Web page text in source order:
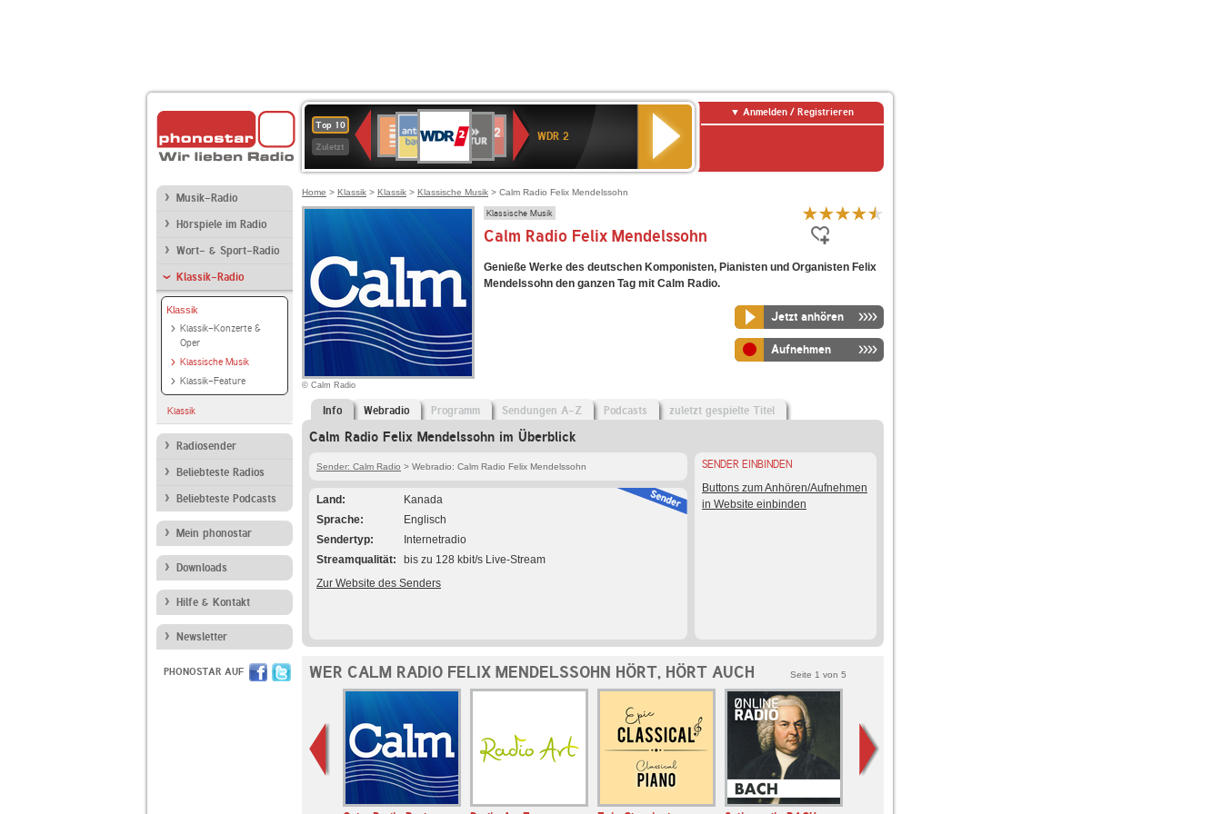
Top 10
Zuletzt
Deutschlandfunk
90er
OLDIE
ANTENNE
4
KLASSIK
Deutschlandfunk
KulturBAYERN
2
Kultur
NDR
2
WDR 2
Anmelden / Registrieren
Musik-Radio
Hörspiele im Radio
Wort- & Sport-Radio
Klassik-Radio
Klassik
Klassik-Konzerte &
Oper
Klassische Musik
Klassik-Feature
Klassik
Radiosender
Beliebteste Radios
Beliebteste Podcasts
Mein phonostar
Downloads
Hilfe & Kontakt
Newsletter
PHONOSTAR AUF
Home > Klassik > Klassik > Klassische Musik > Calm Radio Felix Mendelssohn
© Calm Radio
Klassische Musik
Calm Radio Felix Mendelssohn
Genieße Werke des deutschen Komponisten, Pianisten und Organisten Felix
Mendelssohn den ganzen Tag mit Calm Radio.
Jetzt anhören
Aufnehmen
Info Webradio Programm Sendungen A-Z Podcasts zuletzt gespielte Titel
Calm Radio Felix Mendelssohn im Überblick
Sender: Calm Radio > Webradio: Calm Radio Felix Mendelssohn
Land
Kanada
Sprache
Englisch
Sendertyp
Internetradio
Streamqualität
bis zu 128 kbit/s Live-Stream
Zur Website des Senders
SENDER EINBINDEN
Buttons zum Anhören/Aufnehmen
in Website einbinden
WER CALM RADIO FELIX MENDELSSOHN HÖRT, HÖRT AUCH Seite 1 von 5